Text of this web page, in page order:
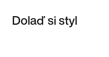
Dolaď si styl